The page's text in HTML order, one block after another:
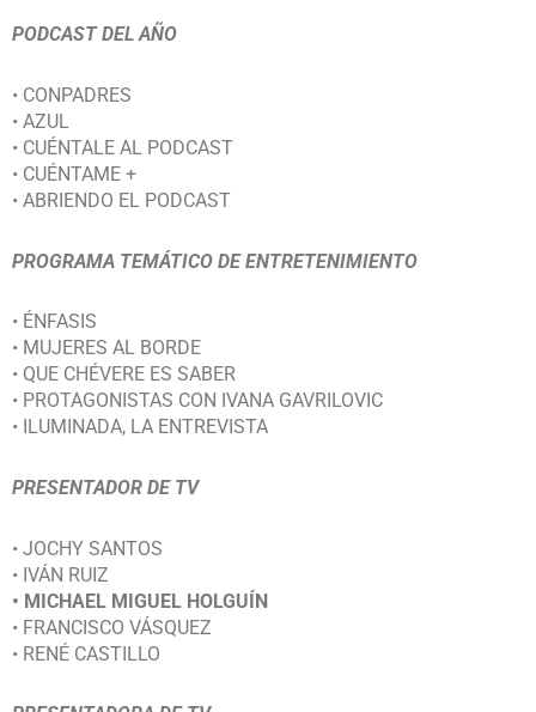
PODCAST DEL AÑO
• CONPADRES
• AZUL
• CUÉNTALE AL PODCAST
• CUÉNTAME +
• ABRIENDO EL PODCAST
PROGRAMA TEMÁTICO DE ENTRETENIMIENTO
• ÉNFASIS
• MUJERES AL BORDE
• QUE CHÉVERE ES SABER
• PROTAGONISTAS CON IVANA GAVRILOVIC
• ILUMINADA, LA ENTREVISTA
PRESENTADOR DE TV
• JOCHY SANTOS
• IVÁN RUIZ
• MICHAEL MIGUEL HOLGUÍN
• FRANCISCO VÁSQUEZ
• RENÉ CASTILLO